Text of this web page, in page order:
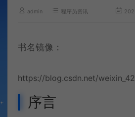
admin 程序员资讯
书名镜像：
https://blog.csdn.net/
序言